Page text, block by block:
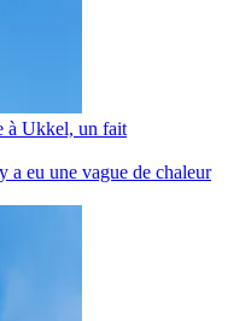
à Ukkel, un fait
a eu une vague de chaleur